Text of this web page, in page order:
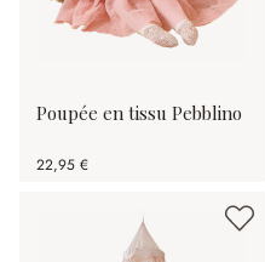
Poupée en tissu Pebblino
22,95 €